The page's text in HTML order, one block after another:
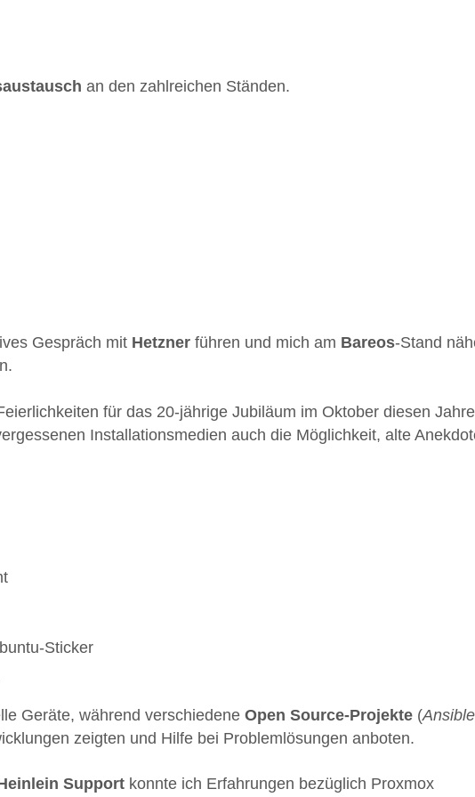
an den zahlreichen Ständen.
Gespräch mit Hetzner führen und mich am Bareos-Stand
für das 20-jährige Jubiläum im Oktober diesen
Installationsmedien auch die Möglichkeit, alte
Geräte, während verschiedene Open Source-Projekte (
zeigten und Hilfe bei Problemlösungen anboten.
Support konnte ich Erfahrungen bezüglich Proxmox